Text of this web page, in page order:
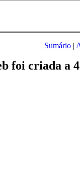
Sumário |
foi criada a